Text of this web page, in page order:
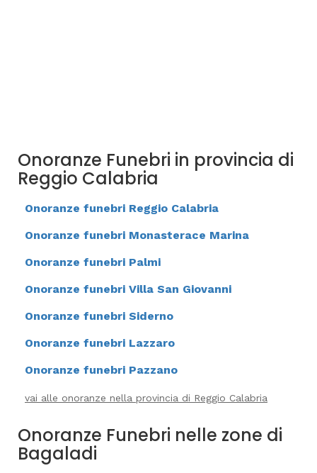
Onoranze Funebri in provincia di
Reggio Calabria
Onoranze funebri Reggio Calabria
Onoranze funebri Monasterace Marina
Onoranze funebri Palmi
Onoranze funebri Villa San Giovanni
Onoranze funebri Siderno
Onoranze funebri Lazzaro
Onoranze funebri Pazzano
vai alle onoranze nella provincia di Reggio Calabria
Onoranze Funebri nelle zone di
Bagaladi